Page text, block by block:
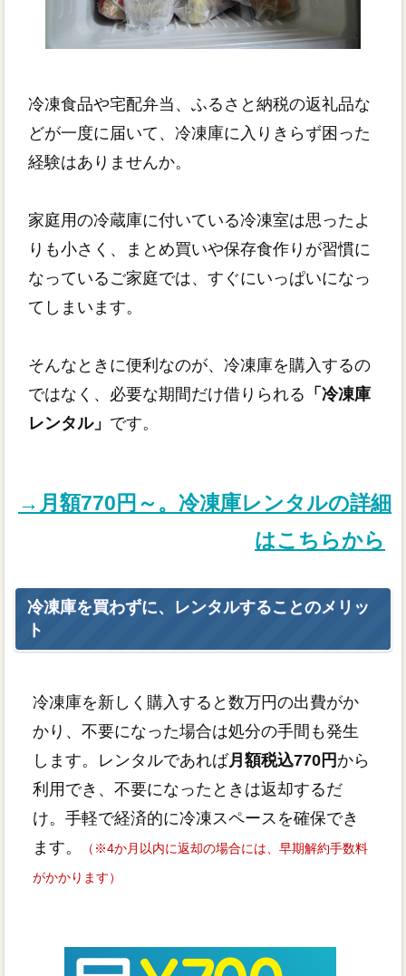
冷凍食品や宅配弁当、ふるさと納税の返礼品な
どが一度に届いて、冷凍庫に入りきらず困った
経験はありませんか。
家庭用の冷蔵庫に付いている冷凍室は思ったよ
りも小さく、まとめ買いや保存食作りが習慣に
なっているご家庭では、すぐにいっぱいになっ
てしまいます。
そんなときに便利なのが、冷凍庫を購入するの
ではなく、必要な期間だけ借りられる 「冷凍庫
レンタル」 です。
→月額770円～。冷凍庫レンタルの詳細
はこちらから
冷凍庫を買わずに、レンタルすることのメリッ
ト
冷凍庫を新しく購入すると数万円の出費がか
かり、不要になった場合は処分の手間も発生
します。レンタルであれば月額税込770円から
利用でき、不要になったときは返却するだ
け。手軽で経済的に冷凍スペースを確保でき
ます。
（※4か月以内に返却の場合には、早期解約手数料
がかかります）